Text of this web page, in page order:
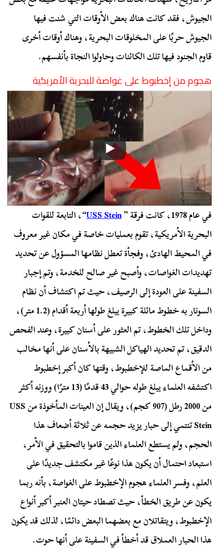
الجيوش، فقد كانت هناك بعض الأوقات التي شنت فيها
الجيوش حربًا على المخلوقات البحرية، وهناك أوقات أخرى
قاوم الجنود فيها تلك الكائنات وحاولوا النجاة بأنفسهم.
هجوم من إخطبوط على غواصة للبحرية الأمريكية
في عام 1978، كانت فرقة ” USS Stein“، التابعة للقوات
البحرية الأمريكية، تقوم بعمليات خاصة في مكان غير معروف
في المحيط الهادئ، وفجأة تعطل نظامها المسؤول عن تحديد
تهديدات الغواصات، وأصبح غير صالح للخدمة، وتم إجبار
السفينة على العودة إلى الرصيف، حيث تم اكتشاف أن نظام
السونار به خطوط مائلة كبيرة يبلغ طولها أربعة أقدام (1.2 متر)،
وداخل تلك الخطوط، تم العثور على أسنان كبيرة، وعند الفحص
الدقيق، تم تحديد الهياكل الشبيهة بالأسنان على أنها مخالب
من الأقماع الماصة للإخطبوط، وقتها كان أكبر إخطبوط
اكتشفه العلماء يبلغ طوله حوالي 43 قدمًا (13 مترًا) ووزنه أكثر
من 2000 رطل (907 كجم)، ويقال إن العينات المأخوذة من USS
Stein تنتمي إلى حبار يزيد حجمه عن ثلاثة أضعاف هذا
الحجم، ولم يستطع العلماء الذين قاموا بالتحقيق في الأمر،
استبعاد احتمال أن يكون هذا نوعًا غير مكتشف جديدًا على
العلم، وفسر العلماء هجوم الإخطبوط على الغواصة، بأنه ربما
يكون عن طريق الخطأ، حيث تصطاد حيتان العنبر أكبر أنواع
الإخطبوط، ويتقاتلان مع بعضهما البعض دائمًا، لذلك قد يكون
هذا الحبار العملاق قد أخطأ في السفينة على أنها حوت.